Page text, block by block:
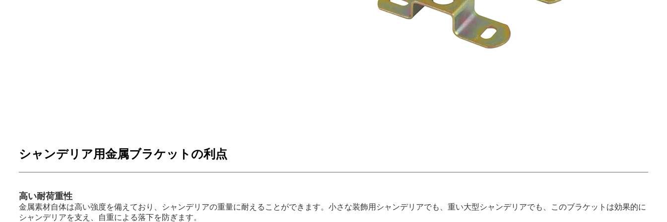
シャンデリア用金属ブラケットの利点
高い耐荷重性
金属素材自体は高い強度を備えており、シャンデリアの重量に耐えることができます。小さな装飾用シャンデリアでも、重い大型シャンデリアでも、このブラケットは効果的に
シャンデリアを支え、自重による落下を防ぎます。